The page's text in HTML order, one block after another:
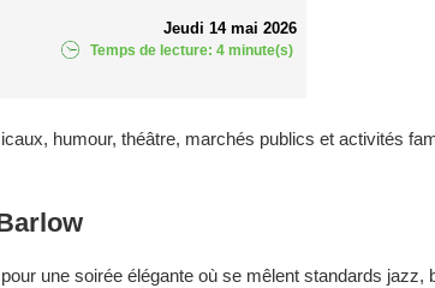
Jeudi 14 mai 2026
Temps de lecture: 4 minute(s)
humour, théâtre, marchés publics et activités
une soirée élégante où se mêlent standards jazz,